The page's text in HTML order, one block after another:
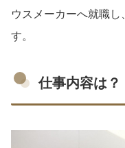
ウスメーカーへ就職
す。
仕事内容は？